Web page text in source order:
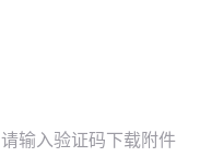
请输入验证码下载附件